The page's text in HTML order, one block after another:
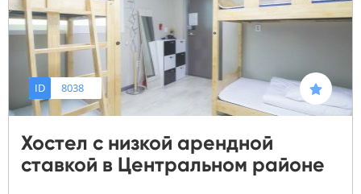
ID 8038
Хостел с низкой арендной
ставкой в Центральном районе